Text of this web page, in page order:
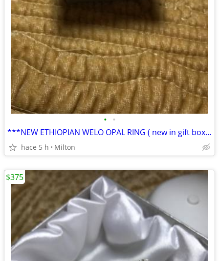
• •
***NEW ETHIOPIAN WELO OPAL RING ( new in gift box ) 1.50 ctw
hace 5 h Milton
$375